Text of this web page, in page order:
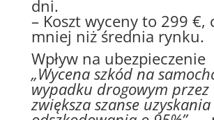
dni.
– Koszt wyceny to 299 €,
mniej niż średnia rynku.
Wpływ na ubezpieczenie
„Wycena szkód na
wypadku drogowym przez
zwiększa szanse uzyskania